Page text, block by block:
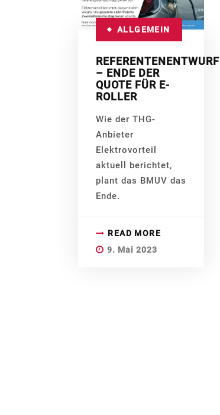
ALLGEMEIN
REFERENTENENTWURF
– ENDE DER
QUOTE FÜR E-
ROLLER
Wie der THG-
Anbieter
Elektrovorteil
aktuell berichtet,
plant das BMUV das
Ende.
READ MORE
9. Mai 2023